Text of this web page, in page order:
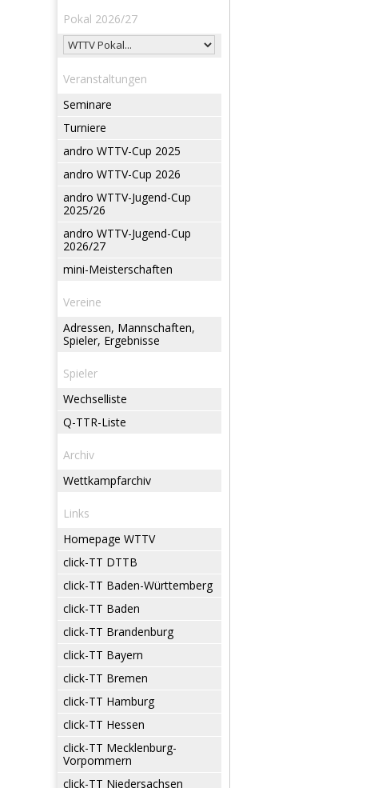
Pokal 2026/27
Veranstaltungen
Seminare
Turniere
andro WTTV-Cup 2025
andro WTTV-Cup 2026
andro WTTV-Jugend-Cup
2025/26
andro WTTV-Jugend-Cup
2026/27
mini-Meisterschaften
Vereine
Adressen, Mannschaften,
Spieler, Ergebnisse
Spieler
Wechselliste
Q-TTR-Liste
Archiv
Wettkampfarchiv
Links
Homepage WTTV
click-TT DTTB
click-TT Baden-Württemberg
click-TT Baden
click-TT Brandenburg
click-TT Bayern
click-TT Bremen
click-TT Hamburg
click-TT Hessen
click-TT Mecklenburg-
Vorpommern
click-TT Niedersachsen